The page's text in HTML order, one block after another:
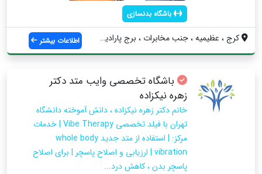
باشگاه بدنسازی
کرج ، عظیمیه ، جنب مخابرات ، برج پارادیس... اطلاعات بیشتر
باشگاه تخصصی وایب متد دکتر
زهره نیکزاده
خانم دکتر زهره نیکزاده ، دانش آموخته دانشگاه
تهران با فیلد تخصصی Vibe Therapy | خدمات
مرکز: | استفاده از متد جدید whole body
vibration | ارزیابی و اصلاح پاسچر | برای اصلاح
پاسچر بدن ، کاهش درد...